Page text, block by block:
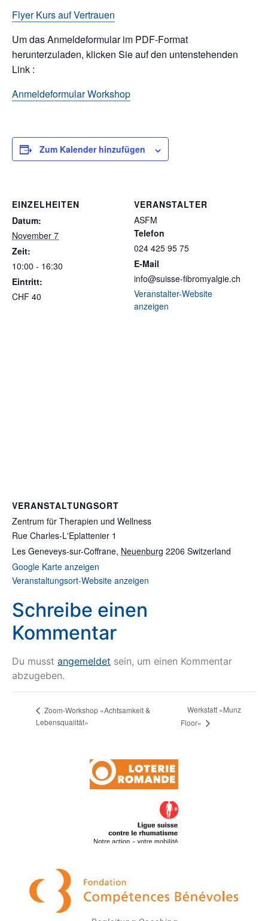
Flyer Kurs auf Vertrauen
Um das Anmeldeformular im PDF-Format
herunterzuladen, klicken Sie auf den untenstehenden
Link :
Anmeldeformular Workshop
Zum Kalender hinzufügen
EINZELHEITEN
Datum:
November 7
Zeit:
10:00 - 16:30
Eintritt:
CHF 40
VERANSTALTER
ASFM
Telefon
024 425 95 75
E-Mail
info@suisse-fibromyalgie.ch
Veranstalter-Website
anzeigen
VERANSTALTUNGSORT
Zentrum für Therapien und Wellness
Rue Charles-L'Eplattenier 1
Les Geneveys-sur-Coffrane, Neuenburg 2206 Switzerland
Google Karte anzeigen
Veranstaltungsort-Website anzeigen
Schreibe einen
Kommentar
Du musst angemeldet sein, um einen Kommentar
abzugeben.
Zoom-Workshop «Achtsamkeit &
Lebensqualität»
Werkstatt «Munz
Floor»